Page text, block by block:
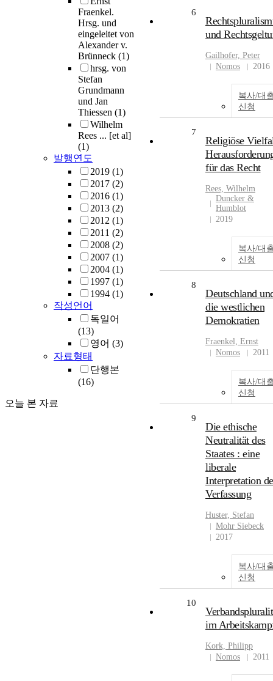
Fraenkel.
Hrsg. und
eingeleitet von
Alexander v.
Brünneck (1)
hrsg. von
Stefan
Grundmann
und Jan
Thiessen (1)
Wilhelm
Rees ... [et al]
(1)
발행연도
2019 (1)
2017 (2)
2016 (1)
2013 (2)
2012 (1)
2011 (2)
2008 (2)
2007 (1)
2004 (1)
1997 (1)
1994 (1)
작성언어
독일어
(13)
영어 (3)
자료형태
단행본
(16)
오늘 본 자료
6
und
Gailhofer, Peter
Nomos
2016
복사/대
신청
7
Religiöse
für das Recht
Rees, Wilhelm
Duncker &
Humblot
2019
복사/대
신청
8
Deutschland
die westlichen
Demokratien
Fraenkel, Ernst
Nomos
2011
복사/대
신청
9
Die ethische
Neutralität des
Staates : eine
liberale
Interpretation
Verfassung
Huster, Stefan
Mohr Siebeck
2017
복사/대
신청
10
im
Kork, Philipp
Nomos
2011